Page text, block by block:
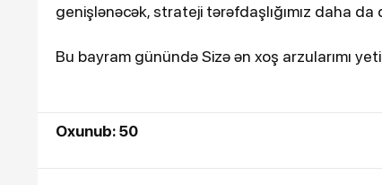
genişlənəcək, strateji tərəfdaşlığımız daha da
Bu bayram günündə Sizə ən xoş arzularımı
Oxunub: 50